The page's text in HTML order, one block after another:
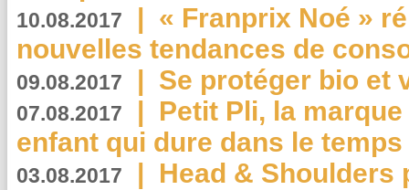
10.08.2017 | « Franprix Noé »
nouvelles tendances de
09.08.2017 | Se protéger bio et
07.08.2017 | Petit Pli, la
enfant qui dure dans le temps
03.08.2017 | Head & Shoulders